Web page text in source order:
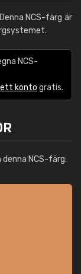
NCS-färg är
NCS-
ett konto gratis.
NCS-färg: